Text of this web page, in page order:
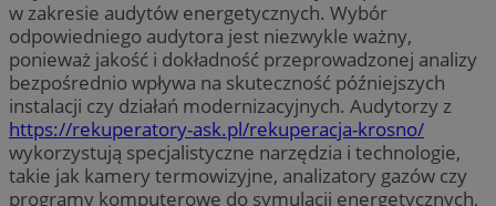
w zakresie audytów energetycznych. Wybór
odpowiedniego audytora jest niezwykle ważny,
ponieważ jakość i dokładność przeprowadzonej analizy
bezpośrednio wpływa na skuteczność późniejszych
instalacji czy działań modernizacyjnych. Audytorzy z
https://rekuperatory-ask.pl/rekuperacja-krosno/
wykorzystują specjalistyczne narzędzia i technologie,
takie jak kamery termowizyjne, analizatory gazów czy
programy komputerowe do symulacji energetycznych,